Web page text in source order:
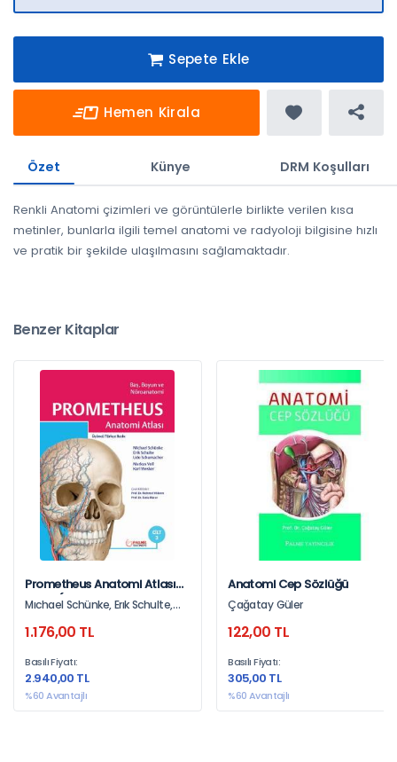
Sepete Ekle
Hemen Kirala
Özet Künye DRM Koşulları
Renkli Anatomi çizimleri ve görüntülerle birlikte verilen kısa
metinler, bunlarla ilgili temel anatomi ve radyoloji bilgisine hızlı
ve pratik bir şekilde ulaşılmasını sağlamaktadır.
Benzer Kitaplar
Prometheus Anatomi Atlası
Cilt 3 (Baş, Boyun Ve
Mıchael Schünke, Erık Schulte,
Karl Wesker
1.176,00 TL
Basılı Fiyatı:
2.940,00 TL
%60 Avantajlı
Anatomi Cep Sözlüğü
Çağatay Güler
122,00 TL
Basılı Fiyatı:
305,00 TL
%60 Avantajlı